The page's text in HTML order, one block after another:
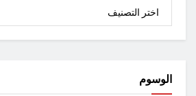
الأقسام
الوسوم